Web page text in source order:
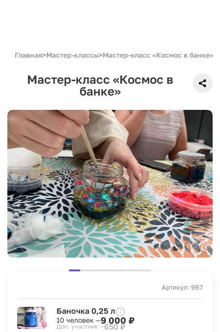
Главная>Мастер-классы>Мастер-класс «Космос в банке»
Мастер-класс «Космос в
банке»
Артикул: 9B7
Баночка 0,25 л
10 человек —9 000 ₽
Доп. участник —650 ₽